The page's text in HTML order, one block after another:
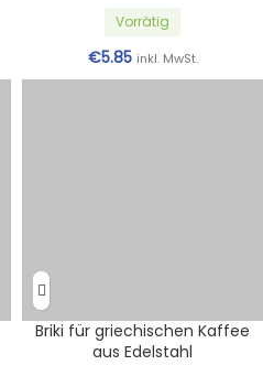
Vorrätig
€5.85 inkl. MwSt.
Briki für griechischen Kaffee
aus Edelstahl